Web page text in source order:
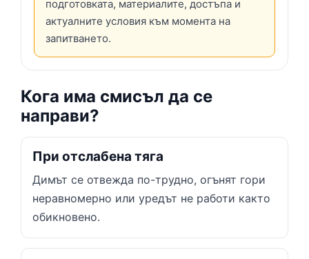
подготовката, материалите, достъпа и
актуалните условия към момента на
запитването.
Кога има смисъл да се
направи?
При отслабена тяга
Димът се отвежда по-трудно, огънят гори
неравномерно или уредът не работи както
обикновено.